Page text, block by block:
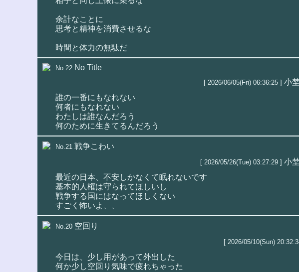
余計なことに
思考と精神を消費させるな
時間と体力の無駄だ
No.22 No Title
[ 2026/06/05(Fri) 06:36:25 ] 小
誰の一番にもなれない
何者にもなれない
わたしは誰なんだろう
何のために生きてるんだろう
No.21 戦争こわい
[ 2026/05/26(Tue) 03:27:29 ] 小
最近の日本、不安しかなくて眠れないです
基本的人権は守られてほしいし
戦争する国にはなってほしくない
すごく怖いよ、、
No.20 空回り
[ 2026/05/10(Sun)
今日は、少し用があって外出した
何か少し空回り気味で疲れちゃった